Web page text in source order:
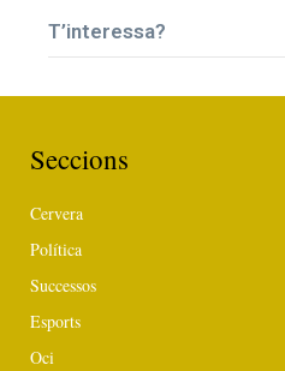
T’interessa?
Seccions
Cervera
Política
Successos
Esports
Oci